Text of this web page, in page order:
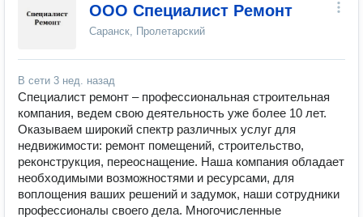
ООО Специалист Ремонт
Саранск, Пролетарский
В сети 3 нед. назад
Специалист ремонт – профессиональная строительная
компания, ведем свою деятельность уже более 10 лет.
Оказываем широкий спектр различных услуг для
недвижимости: ремонт помещений, строительство,
реконструкция, переоснащение. Наша компания обладает
необходимыми возможностями и ресурсами, для
воплощения ваших решений и задумок, наши сотрудники
профессионалы своего дела. Многочисленные